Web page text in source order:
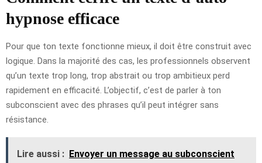
hypnose efficace
Pour que ton texte fonctionne mieux, il doit être construit avec
logique. Dans la majorité des cas, les professionnels observent
qu’un texte trop long, trop abstrait ou trop ambitieux perd
rapidement en efficacité. L’objectif, c’est de parler à ton
subconscient avec des phrases qu’il peut intégrer sans
résistance.
Lire aussi : Envoyer un message au subconscient